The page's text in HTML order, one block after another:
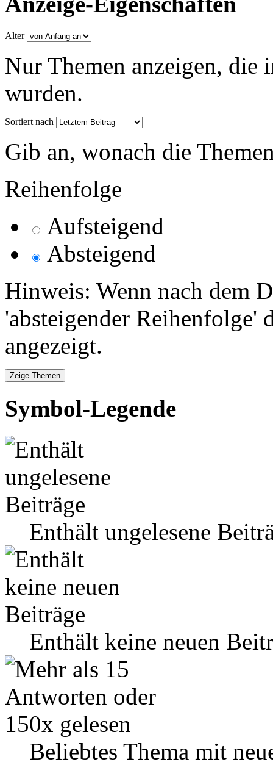
Alter
Nur Themen anzeigen, die
wurden.
Sortiert nach
Gib an, wonach die
Reihenfolge
Aufsteigend
Absteigend
Hinweis: Wenn nach dem
'absteigender Reihenfolge'
angezeigt.
Symbol-Legende
Enthält ungelesene
Enthält keine neuen
Beliebtes Thema mit